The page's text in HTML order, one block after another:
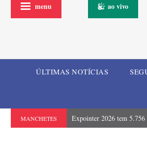
menu ao vivo
ÚLTIMAS NOTÍCIAS
MANCHETES Expointer 2026 tem